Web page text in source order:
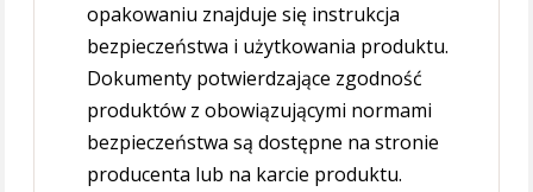
opakowaniu znajduje się instrukcja
bezpieczeństwa i użytkowania produktu.
Dokumenty potwierdzające zgodność
produktów z obowiązującymi normami
bezpieczeństwa są dostępne na stronie
producenta lub na karcie produktu.